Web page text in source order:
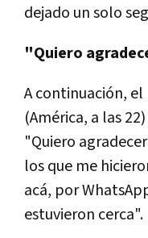
dejado un solo
"Quiero
A continuación,
(América, a las
"Quiero
los que me
acá, por
estuvieron cerca".